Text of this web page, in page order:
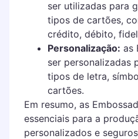
ser utilizadas para
tipos de cartões,
crédito, débito,
Personalização: as
ser personalizadas
tipos de letra,
cartões.
Em resumo, as
essenciais para a
personalizados e